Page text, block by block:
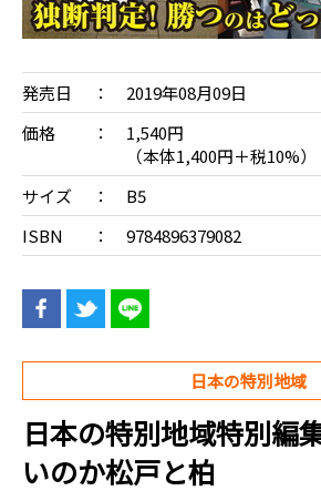
発売日
2019年08月09日
価格
1,540円
（本体1,400円＋税10%）
サイズ
B5
ISBN
9784896379082
日本の特別地域
日本の特別地域特別編
いのか松戸と柏